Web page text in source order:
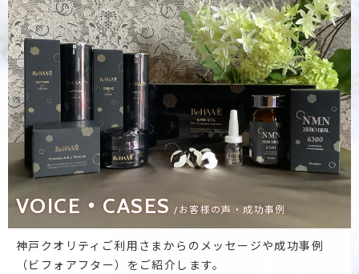
VOICE・CASES /お客様の声・成功事例
神戸クオリティご利用さまからのメッセージや成功事例
（ビフォアフター）をご紹介します。